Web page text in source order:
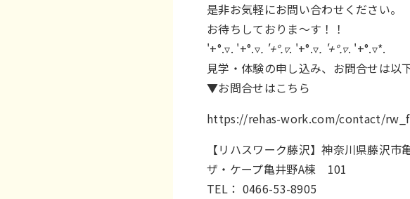
是非お気軽にお問い合わせください。
お待ちしておりま～す！！
'+°.▿. '+°.▿. '+°.▿. '+°.▿. '+°.▿. '+°.▿*.
見学・体験の申し込み、お問合せは以
▼お問合せはこちら
https://rehas-work.com/contact/
【リハスワーク藤沢】神奈川県藤沢市
ザ・ケープ亀井野A棟 101
TEL： 0466-53-8905